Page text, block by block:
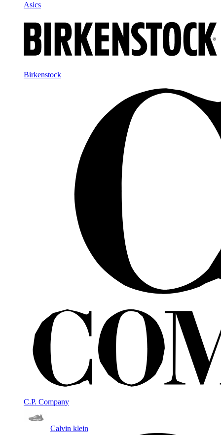
Asics
Birkenstock
C.P. Company
Calvin klein